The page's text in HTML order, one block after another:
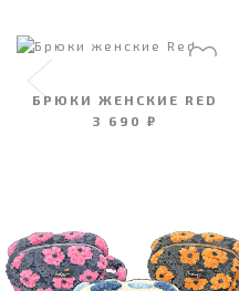
БРЮКИ ЖЕНСКИЕ RED
3 690 ₽